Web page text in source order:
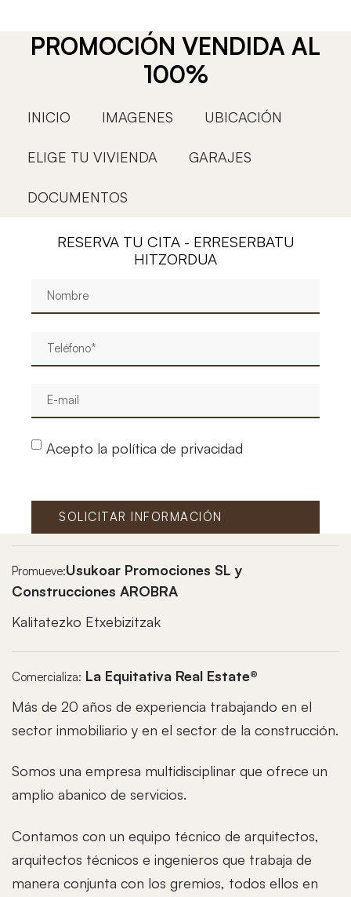
PROMOCIÓN VENDIDA AL
100%
INICIO IMAGENES UBICACIÓN
ELIGE TU VIVIENDA GARAJES
DOCUMENTOS
RESERVA TU CITA - ERRESERBATU
HITZORDUA
Acepto la política de privacidad
SOLICITAR INFORMACIÓN
Promueve:Usukoar Promociones SL y
Construcciones AROBRA
Kalitatezko Etxebizitzak
Comercializa: La Equitativa Real Estate®
Más de 20 años de experiencia trabajando en el
sector inmobiliario y en el sector de la construcción.
Somos una empresa multidisciplinar que ofrece un
amplio abanico de servicios.
Contamos con un equipo técnico de arquitectos,
arquitectos técnicos e ingenieros que trabaja de
manera conjunta con los gremios, todos ellos en